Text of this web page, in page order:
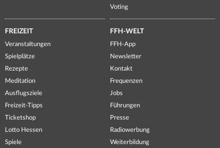
Voting
FREIZEIT
Veranstaltungen
Spielplätze
Rezepte
Meditation
Ausflugsziele
Freizeit-Tipps
Ticketshop
Lotto Hessen
Spiele
FFH-WELT
FFH-App
Newsletter
Kontakt
Frequenzen
Jobs
Führungen
Presse
Radiowerbung
Weiterbildung